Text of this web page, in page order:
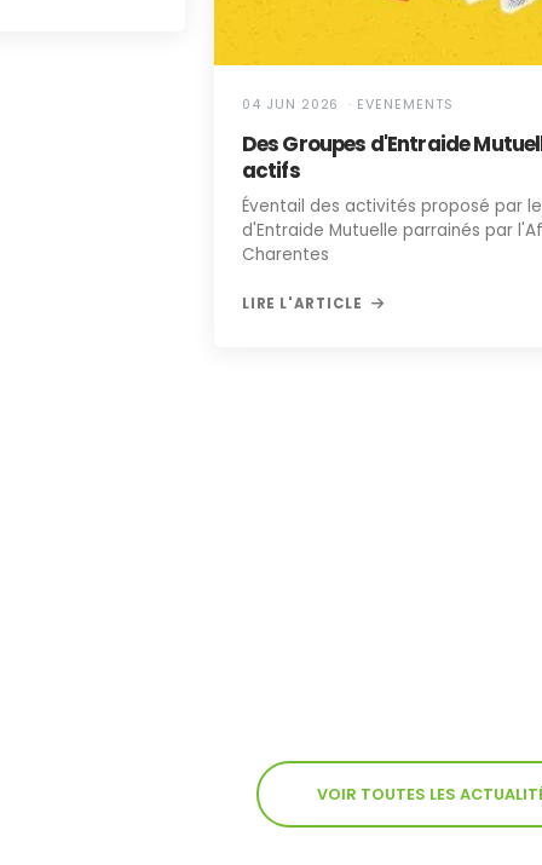
04 JUN 2026 · EVENEMENTS
Des Groupes d'Entraide
actifs
Éventail des activités proposé par
d'Entraide Mutuelle parrainés par
Charentes
LIRE L'ARTICLE
VOIR TOUTES LES